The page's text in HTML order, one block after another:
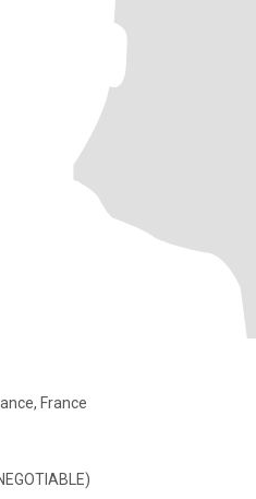
France